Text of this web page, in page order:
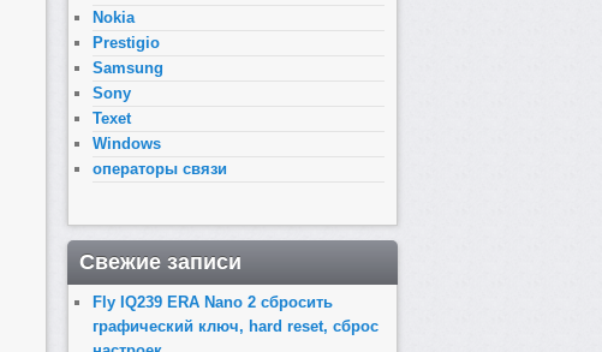
Nokia
Prestigio
Samsung
Sony
Texet
Windows
операторы связи
Свежие записи
Fly IQ239 ERA Nano 2 сбросить
графический ключ, hard reset, сброс